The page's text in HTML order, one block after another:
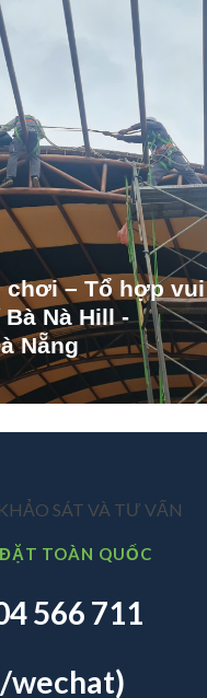
chơi – Tổ hợp vui
Nà Hill -
Nẵng
SÁT VÀ TƯ VẤN
TOÀN QUỐC
566 711
wechat)